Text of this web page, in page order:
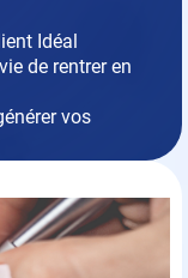
Idéal
de rentrer en
vos